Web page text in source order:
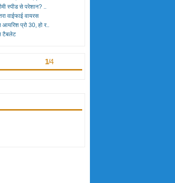
स्पीड से परेशान? ..
वाईफाई वायरस
आयरिश प्रो 30, हो र..
टैबलेट
1/4